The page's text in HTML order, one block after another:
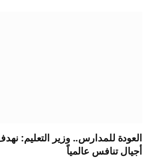
العودة للمدارس.. وزير التعليم:
أجيال تنافس عالمياً